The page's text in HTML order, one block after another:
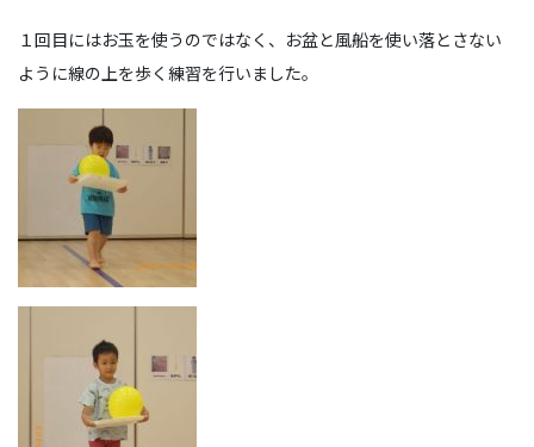
１回目にはお玉を使うのではなく、お盆と風船を使い落とさない
ように線の上を歩く練習を行いました。